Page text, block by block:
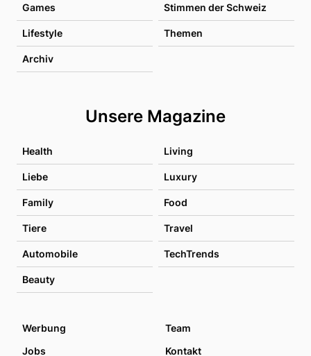
Games Stimmen der Schweiz
Lifestyle Themen
Archiv
Unsere Magazine
Health Living
Liebe Luxury
Family Food
Tiere Travel
Automobile TechTrends
Beauty
Werbung
Team
Jobs
Kontakt